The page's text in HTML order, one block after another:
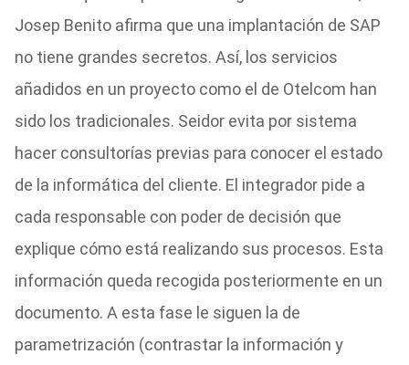
Josep Benito afirma que una implantación de SAP
no tiene grandes secretos. Así, los servicios
añadidos en un proyecto como el de Otelcom han
sido los tradicionales. Seidor evita por sistema
hacer consultorías previas para conocer el estado
de la informática del cliente. El integrador pide a
cada responsable con poder de decisión que
explique cómo está realizando sus procesos. Esta
información queda recogida posteriormente en un
documento. A esta fase le siguen la de
parametrización (contrastar la información y